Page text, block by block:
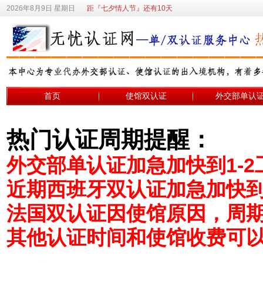
2026年8月9日 星期日 距『七夕情人节』还有10天
首页 使馆双认证 外交部单认
热门认证周期提醒：
外交部单认证加急加快到1-2
近期西班牙双认证加急加快
法国双认证因使馆原因，周
其他认证时间和使馆收费可